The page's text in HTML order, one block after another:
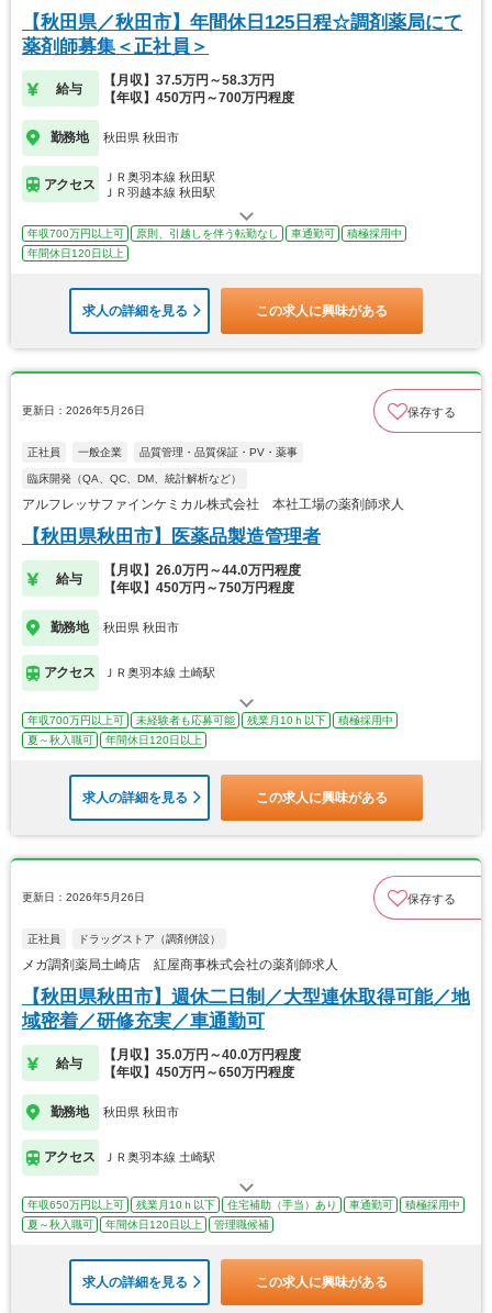
【秋田県／秋田市】年間休日125日程☆調剤薬局にて
薬剤師募集＜正社員＞
給与
【月収】37.5万円～58.3万円
【年収】450万円～700万円程度
勤務地 秋田県 秋田市
アクセス
ＪＲ奥羽本線 秋田駅
ＪＲ羽越本線 秋田駅
年収700万円以上可 原則、引越しを伴う転勤なし 車通勤可
積極採用中
年間休日120日以上
求人の詳細を見る この求人に興味がある
更新日：2026年5月26日 保存する
正社員 一般企業 品質管理・品質保証・PV・薬事
臨床開発（QA、QC、DM、統計解析など）
アルフレッサファインケミカル株式会社 本社工場の薬剤師求人
【秋田県秋田市】医薬品製造管理者
給与
【月収】26.0万円～44.0万円程度
【年収】450万円～750万円程度
勤務地 秋田県 秋田市
アクセス ＪＲ奥羽本線 土崎駅
年収700万円以上可 未経験者も応募可能 残業月10ｈ以下
積極採用中
夏～秋入職可
年間休日120日以上
求人の詳細を見る この求人に興味がある
更新日：2026年5月26日 保存する
正社員 ドラッグストア（調剤併設）
メガ調剤薬局土崎店 紅屋商事株式会社の薬剤師求人
【秋田県秋田市】週休二日制／大型連休取得可能／地
域密着／研修充実／車通勤可
給与
【月収】35.0万円～40.0万円程度
【年収】450万円～650万円程度
勤務地 秋田県 秋田市
アクセス ＪＲ奥羽本線 土崎駅
年収650万円以上可 残業月10ｈ以下 住宅補助（手当）あり 車通勤可
積極採用中
夏～秋入職可
年間休日120日以上 管理職候補
求人の詳細を見る この求人に興味がある